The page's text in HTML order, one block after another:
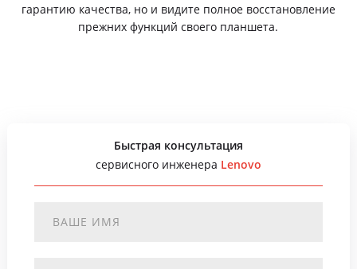
гарантию качества, но и видите полное восстановление
прежних функций своего планшета.
Быстрая консультация
сервисного инженера Lenovo